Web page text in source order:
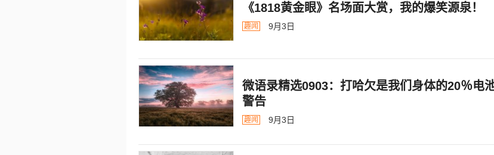
《1818黄金眼》名场面大赏，我的爆笑源泉！
趣闻 9月3日
微语录精选0903：打哈欠是我们身体的20％电
警告
趣闻 9月3日